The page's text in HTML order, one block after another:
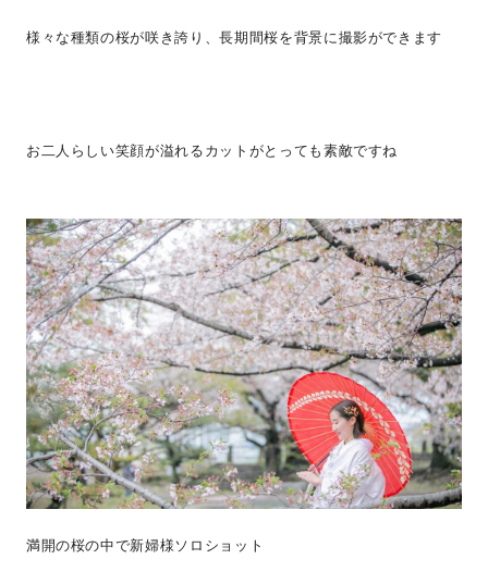
様々な種類の桜が咲き誇り、長期間桜を背景に撮影ができます
お二人らしい笑顔が溢れるカットがとっても素敵ですね
満開の桜の中で新婦様ソロショット